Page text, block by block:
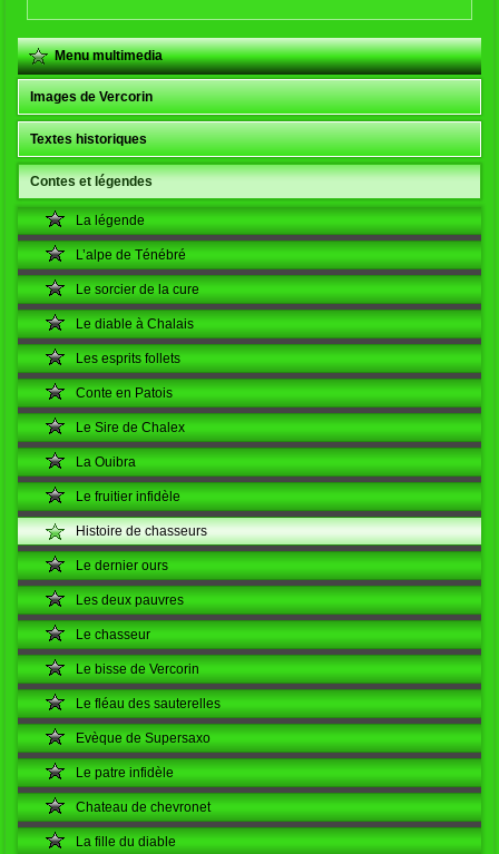
Menu multimedia
Images de Vercorin
Textes historiques
Contes et légendes
La légende
L’alpe de Ténébré
Le sorcier de la cure
Le diable à Chalais
Les esprits follets
Conte en Patois
Le Sire de Chalex
La Ouibra
Le fruitier infidèle
Histoire de chasseurs
Le dernier ours
Les deux pauvres
Le chasseur
Le bisse de Vercorin
Le fléau des sauterelles
Evèque de Supersaxo
Le patre infidèle
Chateau de chevronet
La fille du diable